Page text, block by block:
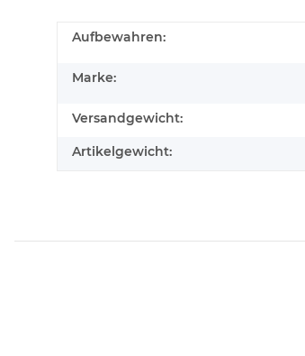
Aufbewahren:
Marke:
Versandgewicht:
Artikelgewicht: